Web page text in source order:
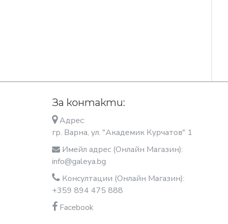
За контакти:
Адрес:
гр. Варна, ул. "Академик Курчатов" 1
Имейл адрес (Онлайн Магазин):
info@galeya.bg
Консултации (Онлайн Магазин):
+359 894 475 888
Facebook